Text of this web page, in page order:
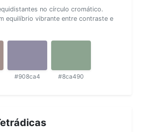
no círculo cromático.
equilíbrio vibrante entre contraste e
#908ca4 #8ca490